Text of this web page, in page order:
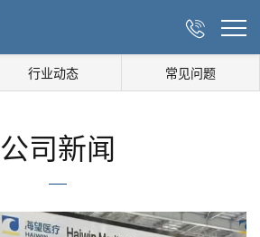

行业动态 常见问题
公司新闻